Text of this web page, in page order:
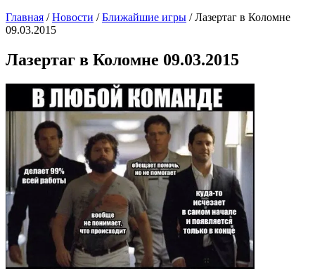
Главная /Новости /Ближайшие игры /Лазертаг в Коломне
09.03.2015
Лазертаг в Коломне 09.03.2015